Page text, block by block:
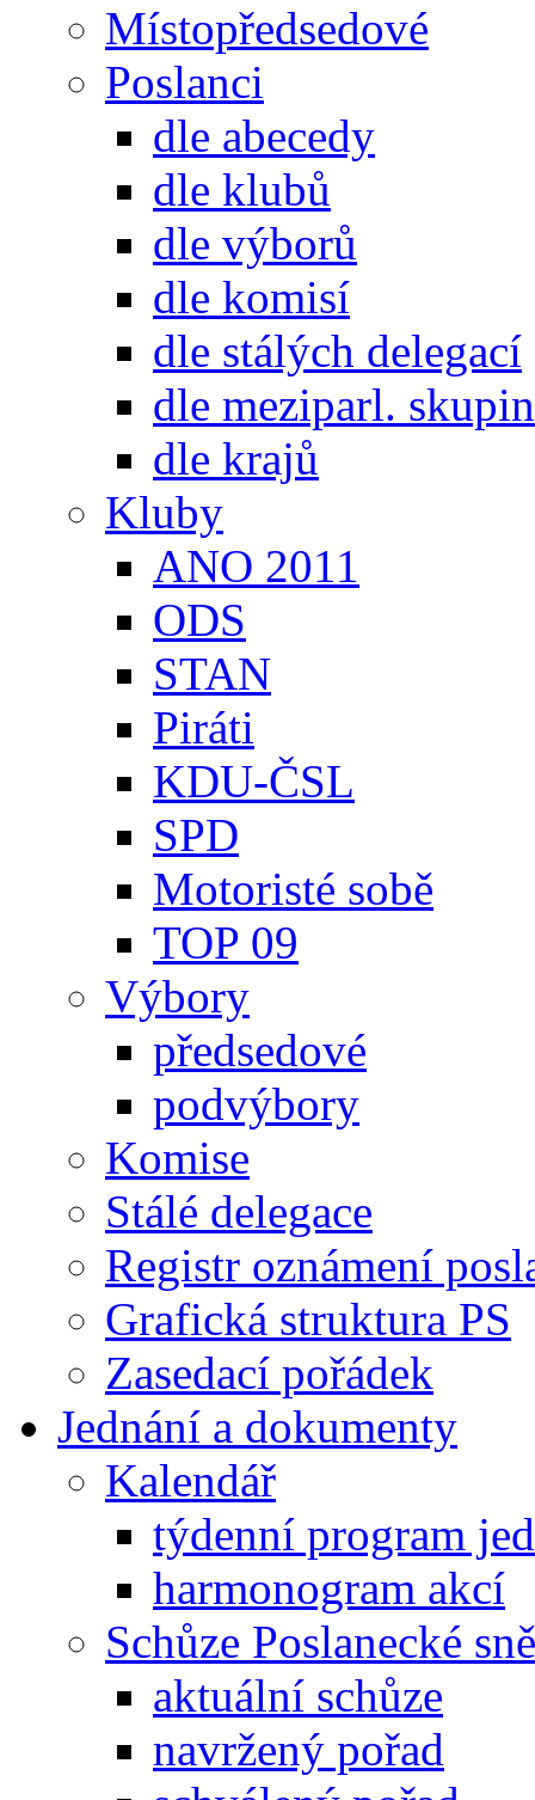
Místopředsedové
Poslanci
dle abecedy
dle klubů
dle výborů
dle komisí
dle stálých delegací
dle meziparl. skupin
dle krajů
Kluby
ANO 2011
ODS
STAN
Piráti
KDU-ČSL
SPD
Motoristé sobě
TOP 09
Výbory
předsedové
podvýbory
Komise
Stálé delegace
Registr oznámení
Grafická struktura PS
Zasedací pořádek
Jednání a dokumenty
Kalendář
týdenní program
harmonogram akcí
Schůze Poslanecké
aktuální schůze
navržený pořad